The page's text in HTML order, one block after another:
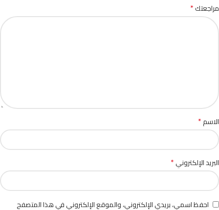
مراجعتك*
الاسم*
البريد الإلكتروني*
احفظ اسمي، بريدي الإلكتروني، والموقع الإلكتروني في هذا المتصفح